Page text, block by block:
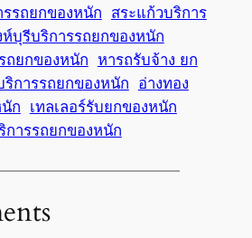
รรถยกของหนัก สระแก้วบริการ
ห์บุรีบริการรถยกของหนัก
ถยกของหนัก หารถรับจ้าง ยก
ริการรถยกของหนัก
อ่างทอง
ก เทลเลอร์รับยกของหนัก
การรถยกของหนัก